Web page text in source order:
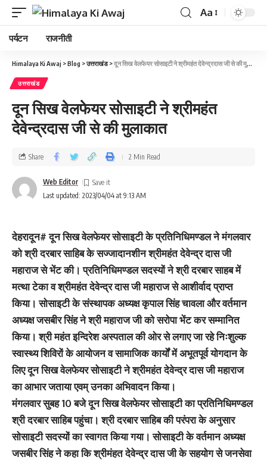
Aa
पर्यटन राजनीती
Himalaya Ki Awaj >Blog >उत्तराखंड>दून सिख वेलफेयर सोसाइटी ने श्रीमहंत देवेन्द्रदास जी से की मुलाकात
उत्तराखंड
दून सिख वेलफेयर सोसाइटी ने श्रीमहंत
देवेन्द्रदास जी से की मुलाकात
Last updated: 2023/04/04 at 9:13 AM
Web Editor
Share 2 Min Read
देहरादून# दून सिख वेलफेयर सोसाइटी के प्रतिनिधिमण्डल ने मंगलवार
को श्री दरबार साहिब के सज्जादानशीन श्रीमहंत देवेन्द्र दास जी
महाराज से भेंट की। प्रतिनिधिमण्डल सदस्यों ने श्री दरबार साहब में
मत्था टेका व श्रीमहंत देवेन्द्र दास जी महाराज से आशीर्वाद प्राप्त
किया। सोसाइटी के संस्थापक अध्यक्ष कृपाल सिंह चावला और वर्तमान
अध्यक्ष जसबीर सिंह ने श्री महाराज जी को सरोपा भेंट कर सम्मानित
किया। श्री महंत इन्दिरेश अस्पताल की ओर से लगाए जा रहे निःशुल्क
स्वास्थ्य शिविरों के आयोजन व सामाजिक कार्यों में अभूतपूर्व योगदान के
लिए दून सिख वेलफेयर सोसाइटी ने श्रीमहंत देवेन्द्र दास जी महाराज
का आभार जताया एवम् उनका अभिवादन किया।
मंगलवार सुबह 10 बजे दून सिख वेलफेयर सोसाइटी का प्रतिनिधिमण्डल
श्री दरबार साहिब पहुंचा। श्री दरबार साहिब की परंपरा के अनुसार
सोसाइटी सदस्यों का स्वागत किया गया। सोसाइटी के वर्तमान अध्यक्ष
जसबीर सिंह ने कहा कि श्रीमंहत देवेन्द्र दास जी के सहयोग से जनसेवा